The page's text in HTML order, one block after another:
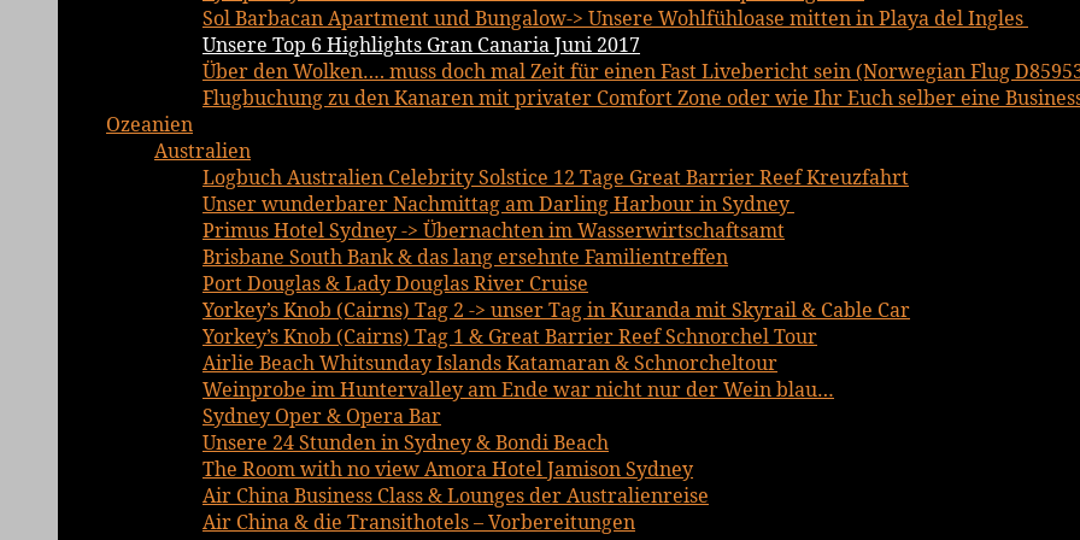
Sol Barbacan Apartment und Bungalow-> Unsere Wohlfühloase mitten in Playa del Ingles
Unsere Top 6 Highlights Gran Canaria Juni 2017
Über den Wolken…. muss doch mal Zeit für einen Fast Livebericht sein (Norwegian Flug
Flugbuchung zu den Kanaren mit privater Comfort Zone oder wie Ihr Euch selber eine
Ozeanien
Australien
Logbuch Australien Celebrity Solstice 12 Tage Great Barrier Reef Kreuzfahrt
Unser wunderbarer Nachmittag am Darling Harbour in Sydney
Primus Hotel Sydney -> Übernachten im Wasserwirtschaftsamt
Brisbane South Bank & das lang ersehnte Familientreffen
Port Douglas & Lady Douglas River Cruise
Yorkey’s Knob (Cairns) Tag 2 -> unser Tag in Kuranda mit Skyrail & Cable Car
Yorkey’s Knob (Cairns) Tag 1 & Great Barrier Reef Schnorchel Tour
Airlie Beach Whitsunday Islands Katamaran & Schnorcheltour
Weinprobe im Huntervalley am Ende war nicht nur der Wein blau…
Sydney Oper & Opera Bar
Unsere 24 Stunden in Sydney & Bondi Beach
The Room with no view Amora Hotel Jamison Sydney
Air China Business Class & Lounges der Australienreise
Air China & die Transithotels – Vorbereitungen